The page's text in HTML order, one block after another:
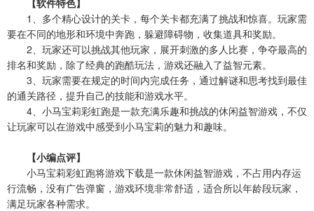
【软件特色】
1、多个精心设计的关卡，每个关卡都充满了挑战和惊喜。玩家需
要在不同的地形和环境中奔跑，躲避障碍物，收集道具和奖励。
2、玩家还可以挑战其他玩家，展开刺激的多人比赛，争夺最高的
排名和奖励，除了经典的跑酷玩法，游戏还融入了益智元素。
3、玩家需要在规定的时间内完成任务，通过解谜和思考找到最佳
的通关路径，提升自己的技能和游戏水平。
4、小马宝莉彩虹跑是一款充满乐趣和挑战的休闲益智游戏，不仅
让玩家可以在游戏中感受到小马宝莉的魅力和趣味。
【小编点评】
小马宝莉彩虹跑将游戏下载是一款休闲益智游戏，不占用内存运
行流畅，没有广告弹窗，游戏环境非常舒适，适合所以年龄段玩家，
满足玩家各种需求。